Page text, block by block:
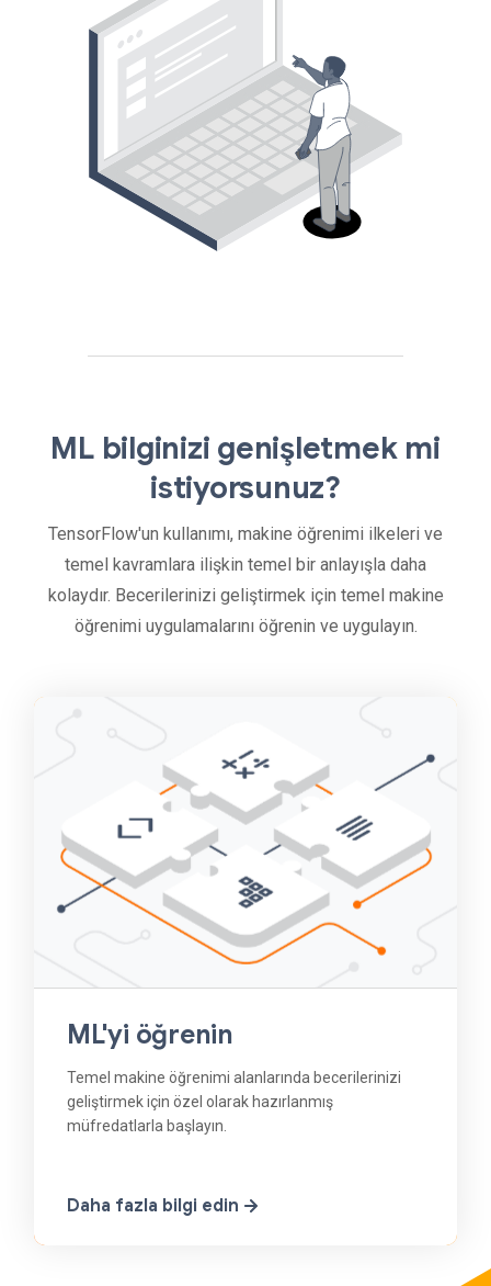
ML bilginizi genişletmek mi
istiyorsunuz?
TensorFlow'un kullanımı, makine öğrenimi ilkeleri ve
temel kavramlara ilişkin temel bir anlayışla daha
kolaydır. Becerilerinizi geliştirmek için temel makine
öğrenimi uygulamalarını öğrenin ve uygulayın.
ML'yi öğrenin
Temel makine öğrenimi alanlarında becerilerinizi
geliştirmek için özel olarak hazırlanmış
müfredatlarla başlayın.
Daha fazla bilgi edin